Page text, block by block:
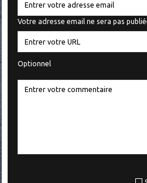
Votre adresse email ne sera pas
Optionnel